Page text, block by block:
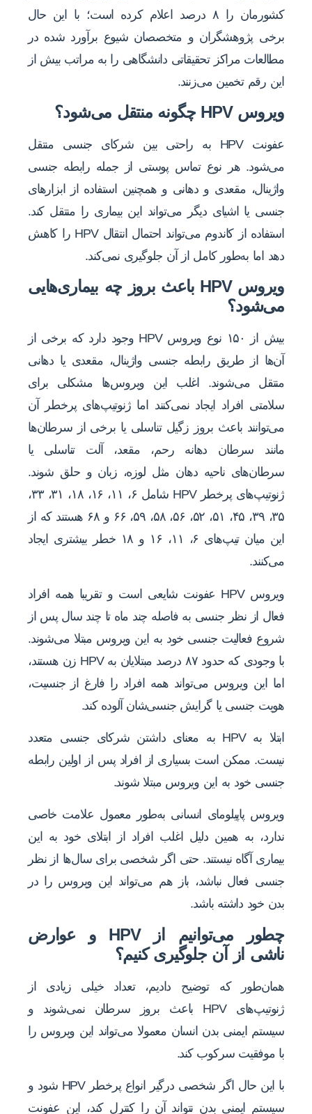
کشورمان را ۸ درصد اعلام کرده است؛ با این حال
برخی پژوهشگران و متخصصان شیوع برآورد شده در
مطالعات مراکز تحقیقاتی دانشگاهی را به مراتب بیش از
این رقم تخمین می‌زنند.
ویروس HPV چگونه منتقل می‌شود؟
عفونت HPV به راحتی بین شرکای جنسی منتقل
می‌شود. هر نوع تماس پوستی از جمله رابطه جنسی
واژینال، مقعدی و دهانی و همچنین استفاده از ابزارهای
جنسی یا اشیای دیگر می‌تواند این بیماری را منتقل کند.
استفاده از کاندوم می‌تواند احتمال انتقال HPV را کاهش
‌دهد اما به‌طور کامل از آن جلوگیری نمی‌کند.
ویروس HPV باعث بروز چه بیماری‌هایی
می‌شود؟
بیش از ۱۵۰ نوع ویروس HPV وجود دارد که برخی از
آن‌ها از طریق رابطه جنسی واژینال، مقعدی یا دهانی
منتقل می‌شوند. اغلب این ویروس‌ها مشکلی برای
سلامتی افراد ایجاد نمی‌کنند اما ژنوتیپ‌های پرخطر آن
می‌توانند باعث بروز زگیل تناسلی یا برخی‌ از سرطان‌ها
مانند سرطان دهانه رحم، مقعد، آلت تناسلی یا
سرطان‌های ناحیه دهان مثل لوزه، زبان و حلق شوند.
ژنوتیپ‌های پرخطر HPV شامل ۶، ۱۱، ۱۶، ۱۸، ۳۱، ۳۳،
۳۵، ۳۹، ۴۵، ۵۱، ۵۲، ۵۶، ۵۸، ۵۹، ۶۶ و ۶۸ هستند که از
این میان تیپ‌های ۶، ۱۱، ۱۶ و ۱۸ خطر بیشتری ایجاد
می‌کنند.
ویروس HPV عفونت شایعی است و تقریبا همه افراد
فعال از نظر جنسی به فاصله چند ماه تا چند سال پس از
شروع فعالیت جنسی خود به این ویروس مبتلا می‌شوند.
با وجودی که حدود ۸۷ درصد مبتلایان به HPV زن هستند،
اما این ویروس می‌تواند همه افراد را فارغ از جنسیت،
هویت جنسی یا گرایش جنسی‌شان آلوده کند.
ابتلا به HPV به معنای داشتن شرکای جنسی متعدد
نیست. ممکن است بسیاری از افراد پس از اولین رابطه
جنسی خود به این ویروس مبتلا ‌شوند.
ویروس پاپیلومای انسانی به‌طور معمول علامت خاصی
ندارد، به همین دلیل اغلب افراد از ابتلای خود به این
بیماری آگاه نیستند. حتی اگر شخصی برای سال‌ها از نظر
جنسی فعال نباشد، باز هم می‌تواند این ویروس را در
بدن خود داشته باشد.
چطور می‌توانیم از HPV و عوارض
ناشی از آن جلوگیری کنیم؟
همان‌طور که توضیح دادیم، تعداد خیلی زیادی از
ژنوتیپ‌های HPV باعث بروز سرطان نمی‌شوند و
سیستم ایمنی بدن انسان معمولا می‌تواند این ویروس را
با موفقیت سرکوب کند.
با این حال اگر شخصی درگیر انواع پرخطر HPV شود و
سیستم ایمنی بدن نتواند آن را کنترل کند، این عفونت